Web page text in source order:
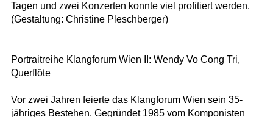
Tagen und zwei Konzerten konnte viel profitiert werden.
(Gestaltung: Christine Pleschberger)
Portraitreihe Klangforum Wien II: Wendy Vo Cong Tri,
Querflöte
Vor zwei Jahren feierte das Klangforum Wien sein 35-
jähriges Bestehen. Gegründet 1985 vom Komponisten